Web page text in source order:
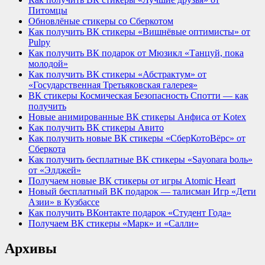
Питомцы
Обновлёные стикеры со Сберкотом
Как получить ВК стикеры «Вишнёвые оптимисты» от
Pulpy
Как получить ВК подарок от Мюзикл «Танцуй, пока
молодой»
Как получить ВК стикеры «Абстрактум» от
«Государственная Третьяковская галерея»
ВК стикеры Космическая Безопасность Спотти — как
получить
Новые анимированные ВК стикеры Анфиса от Kotex
Как получить ВК стикеры Авито
Как получить новые ВК стикеры «СберКотоВёрс» от
Сберкота
Как получить бесплатные ВК стикеры «Sayonara bоль»
от «Элджей»
Получаем новые ВК стикеры от игры Atomic Heart
Новый бесплатный ВК подарок — талисман Игр «Дети
Азии» в Кузбассе
Как получить ВКонтакте подарок «Студент Года»
Получаем ВК стикеры «Марк» и «Салли»
Архивы